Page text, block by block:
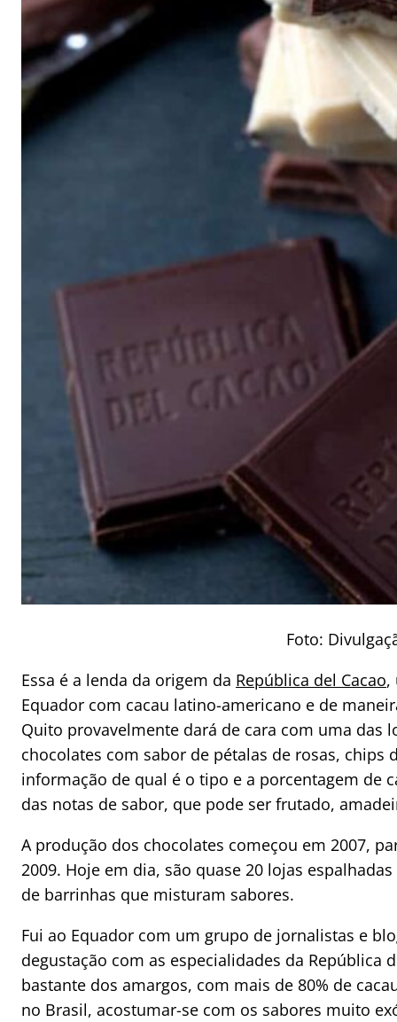
Foto:
Essa é a lenda da origem da República del Cacao,
Equador com cacau latino-americano e de
Quito provavelmente dará de cara com uma das
chocolates com sabor de pétalas de rosas,
informação de qual é o tipo e a porcentagem de
das notas de sabor, que pode ser frutado,
A produção dos chocolates começou em 2007,
2009. Hoje em dia, são quase 20 lojas
de barrinhas que misturam sabores.
Fui ao Equador com um grupo de jornalistas e
degustação com as especialidades da República
bastante dos amargos, com mais de 80% de
no Brasil, acostumar-se com os sabores muito